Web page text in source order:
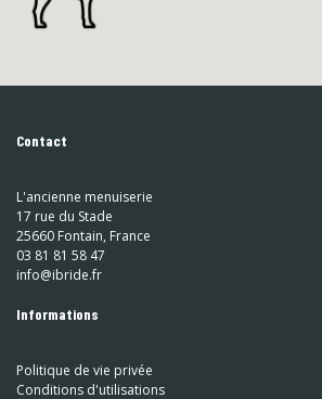
Contact
L'ancienne menuiserie
17 rue du Stade
25660 Fontain, France
03 81 81 58 47
info@ibride.fr
Informations
Politique de vie privée
Conditions d'utilisations